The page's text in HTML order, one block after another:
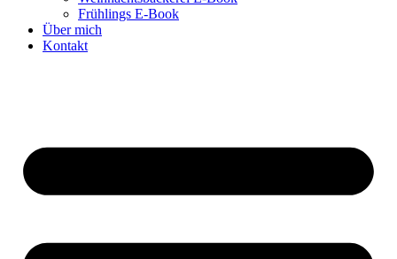
Frühlings E-Book
Über mich
Kontakt